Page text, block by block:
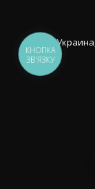
КНОПКА
ЗВ'ЯЗКУ